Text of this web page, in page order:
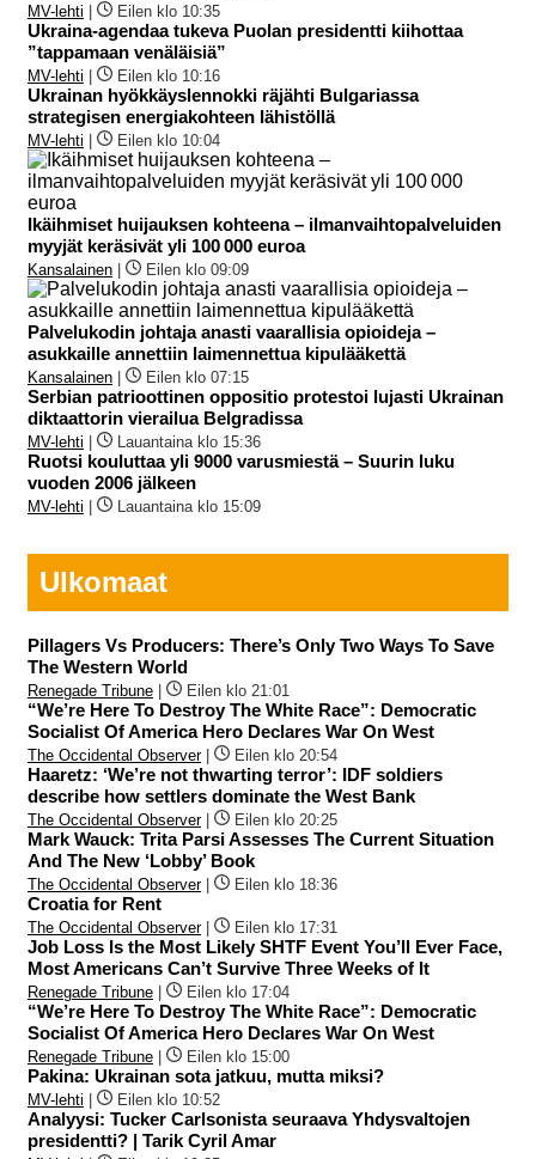
MV-lehti Eilen klo 10:35
Ukraina-agendaa tukeva Puolan presidentti kiihottaa
”tappamaan venäläisiä”
MV-lehti Eilen klo 10:16
Ukrainan hyökkäyslennokki räjähti Bulgariassa
strategisen energiakohteen lähistöllä
MV-lehti Eilen klo 10:04
Ikäihmiset huijauksen kohteena – ilmanvaihtopalveluiden
myyjät keräsivät yli 100 000 euroa
Kansalainen Eilen klo 09:09
Palvelukodin johtaja anasti vaarallisia opioideja –
asukkaille annettiin laimennettua kipulääkettä
Kansalainen Eilen klo 07:15
Serbian patrioottinen oppositio protestoi lujasti Ukrainan
diktaattorin vierailua Belgradissa
MV-lehti Lauantaina klo 15:36
Ruotsi kouluttaa yli 9000 varusmiestä – Suurin luku
vuoden 2006 jälkeen
MV-lehti Lauantaina klo 15:09
Ulkomaat
Pillagers Vs Producers: There’s Only Two Ways To Save
The Western World
Renegade Tribune Eilen klo 21:01
“We’re Here To Destroy The White Race”: Democratic
Socialist Of America Hero Declares War On West
The Occidental Observer| Eilen klo 20:54
Haaretz: ‘We’re not thwarting terror’: IDF soldiers
describe how settlers dominate the West Bank
The Occidental Observer| Eilen klo 20:25
Mark Wauck: Trita Parsi Assesses The Current Situation
And The New ‘Lobby’ Book
The Occidental Observer| Eilen klo 18:36
Croatia for Rent
The Occidental Observer| Eilen klo 17:31
Job Loss Is the Most Likely SHTF Event You’ll Ever Face,
Most Americans Can’t Survive Three Weeks of It
Renegade Tribune Eilen klo 17:04
“We’re Here To Destroy The White Race”: Democratic
Socialist Of America Hero Declares War On West
Renegade Tribune Eilen klo 15:00
Pakina: Ukrainan sota jatkuu, mutta miksi?
MV-lehti Eilen klo 10:52
Analyysi: Tucker Carlsonista seuraava Yhdysvaltojen
presidentti? | Tarik Cyril Amar